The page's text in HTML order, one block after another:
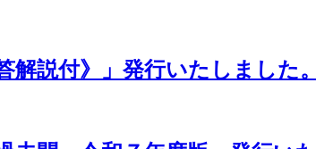
説付》」発行いたしました。